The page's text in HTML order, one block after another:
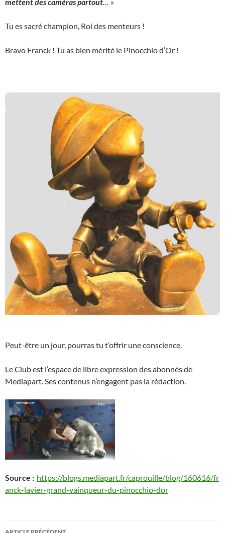
Tu es sacré champion, Roi des menteurs !
Bravo Franck ! Tu as bien mérité le Pinocchio d’Or !
Peut-être un jour, pourras tu t’offrir une conscience.
Le Club est l’espace de libre expression des abonnés de
Mediapart. Ses contenus n’engagent pas la rédaction.
Source : https://blogs.mediapart.fr/caprouille/blog/160616/fr
anck-lavier-grand-vainqueur-du-pinocchio-dor
Navigation